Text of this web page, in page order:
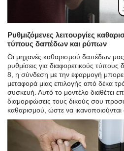
Ρυθμιζόμενες λειτουργίες
τύπους δαπέδων και ρύπων
Οι μηχανές καθαρισμού δαπέδων
ρυθμίσεις για διαφορετικούς
8, η σύνδεση με την εφαρμογή μπορεί
μεταφορά μιας επιλογής από δέκα
συσκευή. Αυτό το μοντέλο διαθέτει
διαμορφώσεις τους δικούς σου
καθαρισμού, ώστε να ικανοποιούνται